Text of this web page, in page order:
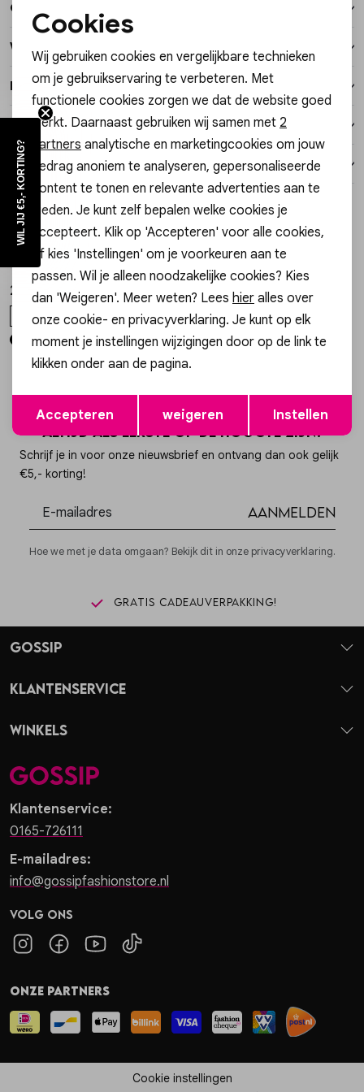
Vesten
Jassen
Lingerie
Over dit item
Winkelvoorraad
Kenmerken
Verzending / Ophalen in de winkel
Retourneren
Style dit met Sale
Gossip
1155250001 SLINGBACK
22,50 44,99
1/2
GILET GIJSJE GILET GIJSJE
129,95
XS
Altijd als eerste op de hoogte zijn?
Schrijf je in voor onze nieuwsbrief en ontvang dan ook gelijk
€5,- korting!
Aanmelden
Hoe we met je data omgaan? Bekijk dit in onze privacyverklaring.
Gratis cadeauverpakking!
Klantenservice:
0165-726111
E-mailadres:
info@gossipfashionstore.nl
Volg ons
Gossip
Klantenservice
Winkels
Onze partners
Cookie instellingen
Noodzakelijke cookies
Personalisatie cookies
Analytische cookies
Marketing cookies
Opslaan
Cookies
Wij gebruiken cookies en vergelijkbare technieken
om je gebruikservaring te verbeteren. Met
functionele cookies zorgen we dat de website goed
werkt. Daarnaast gebruiken wij samen met 2
partners analytische en marketingcookies om jouw
gedrag anoniem te analyseren, gepersonaliseerde
content te tonen en relevante advertenties aan te
bieden. Je kunt zelf bepalen welke cookies je
accepteert. Klik op 'Accepteren' voor alle cookies,
of kies 'Instellingen' om je voorkeuren aan te
passen. Wil je alleen noodzakelijke cookies? Kies
dan 'Weigeren'. Meer weten? Lees hier alles over
onze cookie- en privacyverklaring. Je kunt op elk
moment je instellingen wijzigingen door op de link te
klikken onder aan de pagina.
Accepteren weigeren Instellen
WIL JIJ €5,- KORTING?